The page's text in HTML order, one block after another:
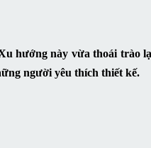
hướng này vừa thoái trào
người yêu thích thiết kế.